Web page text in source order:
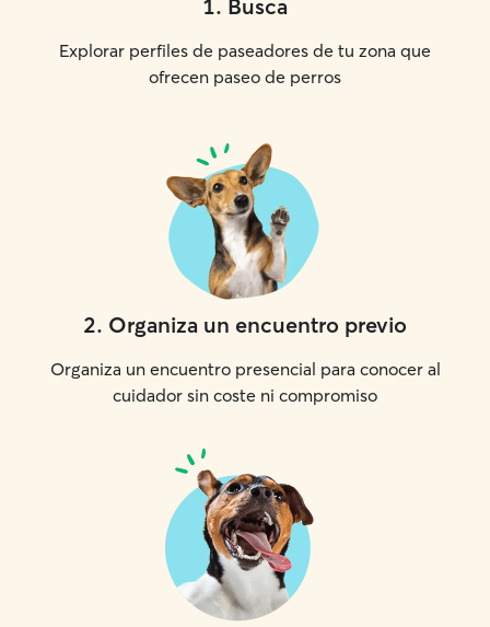
1. Busca
Explorar perfiles de paseadores de tu zona que
ofrecen paseo de perros
2. Organiza un encuentro previo
Organiza un encuentro presencial para conocer al
cuidador sin coste ni compromiso